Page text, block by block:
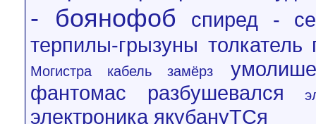
- боянофоб
спиред -
терпилы-грызуны толкатель
Могистра кабель замёрз
фантомас разбушевался
электроника якубануТСя